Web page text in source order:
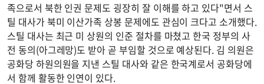
족으로서 북한 인권 문제도 굉장히 잘 이해를 하고 있다"면서 스
틸 대사가 북미 이산가족 상봉 문제에도 관심이 크다고 소개했다.
스틸 대사는 최근 미 상원의 인준 절차를 마쳤고 한국 정부의 사
전 동의(아그레망)도 받아 곧 부임할 것으로 예상된다. 김 의원은
공화당 하원의원을 지낸 스틸 대사와 같은 한국계로서 공화당에
서 함께 활동한 인연이 있다.